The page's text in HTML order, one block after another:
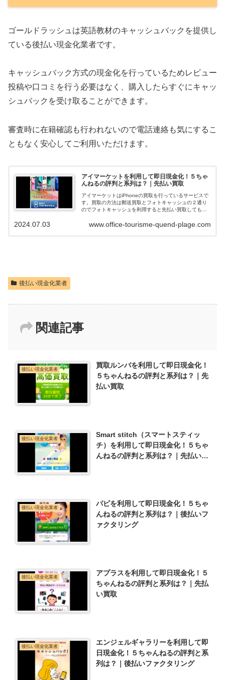
ゴールドラッシュは英語教材のキャッシュバックを提供し
ている後払い現金化業者です。
キャッシュバック方式の現金化を行っているためレビュー
投稿や口コミを行う必要はなく、購入したらすぐにキャッ
シュバックを受け取ることができます。
審査時に在籍確認も行われないので電話連絡も気にするこ
ともなく安心してご利用いただけます。
アイマーケットを利用して即日現金化！５ちゃ
んねるの評判と系列は？｜先払い買取
アイマーケットはiPhoneの買取を行っているサービスで
す。買取の方法は郵送買取とフォトキャッシュの２通り
のでフォトキャッシュを利用すると先払い買取してもら
ると、在籍確認も無く申込みの審査落...
www.office-tourisme-quend-plage.com
2024.07.03
後払い現金化業者
関連記事
後払い現金化業者
買取ルンバを利用して即日現金化！
５ちゃんねるの評判と系列は？｜先
払い買取
後払い現金化業者
Smart stitch（スマートスティッ
チ）を利用して即日現金化！５ちゃ
んねるの評判と系列は？｜先払い買
後払い現金化業者
パピを利用して即日現金化！５ちゃ
んねるの評判と系列は？｜後払いフ
ァクタリング
後払い現金化業者
アプラスを利用して即日現金化！５
ちゃんねるの評判と系列は？｜先払
い買取
後払い現金化業者
エンジェルギャラリーを利用して即
日現金化！５ちゃんねるの評判と系
列は？｜後払いファクタリング